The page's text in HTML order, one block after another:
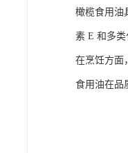
橄榄食用油
素 E 和多
在烹饪方面
食用油在品